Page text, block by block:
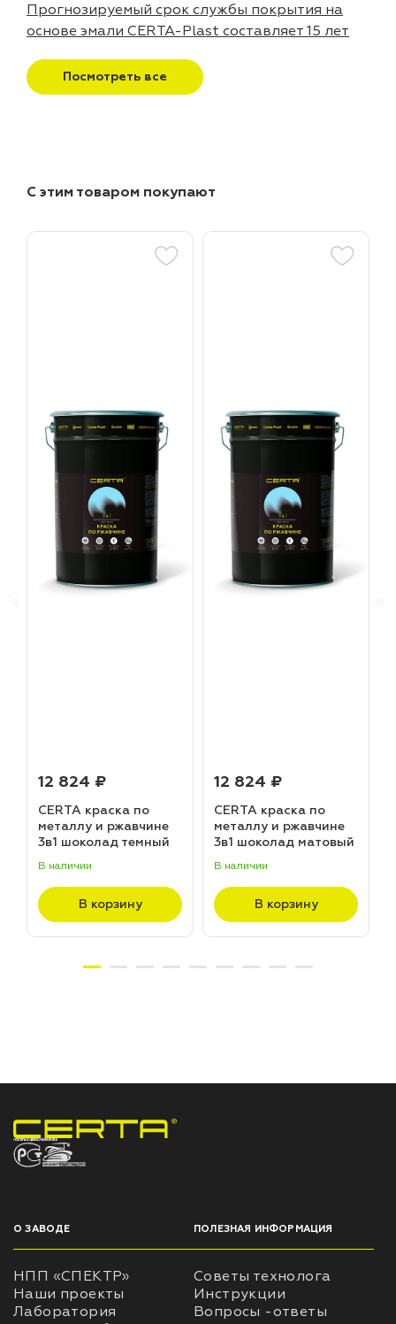
Прогнозируемый срок службы покрытия на
основе эмали CERTA-Plast составляет 15 лет
Посмотреть все
С этим товаром покупают
12 824 ₽
CERTA краска по
металлу и ржавчине
3в1 шоколад темный
(20,0кг)
В наличии
В корзину
12 824 ₽
CERTA краска по
металлу и ржавчине
3в1 шоколад матовый
В наличии
В корзину
НПП «СПЕКТР» ЗАВОД ЛАКОКРАСОЧНЫХ МАТЕРИАЛОВ
О ЗАВОДЕ
НПП «СПЕКТР»
Наши проекты
Лаборатория
ПОЛЕЗНАЯ ИНФОРМАЦИЯ
Советы технолога
Инструкции
Вопросы -ответы